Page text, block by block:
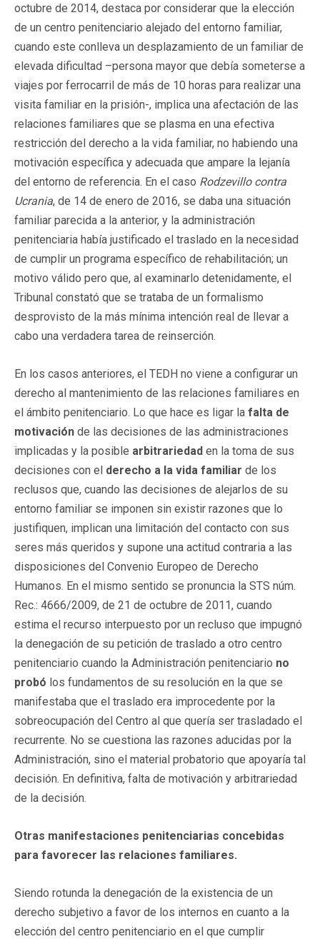
octubre de 2014, destaca por considerar que la elección
de un centro penitenciario alejado del entorno familiar,
cuando este conlleva un desplazamiento de un familiar de
elevada dificultad –persona mayor que debía someterse a
viajes por ferrocarril de más de 10 horas para realizar una
visita familiar en la prisión-, implica una afectación de las
relaciones familiares que se plasma en una efectiva
restricción del derecho a la vida familiar, no habiendo una
motivación específica y adecuada que ampare la lejanía
del entorno de referencia. En el caso Rodzevillo contra
Ucrania, de 14 de enero de 2016, se daba una situación
familiar parecida a la anterior, y la administración
penitenciaria había justificado el traslado en la necesidad
de cumplir un programa específico de rehabilitación; un
motivo válido pero que, al examinarlo detenidamente, el
Tribunal constató que se trataba de un formalismo
desprovisto de la más mínima intención real de llevar a
cabo una verdadera tarea de reinserción.
En los casos anteriores, el TEDH no viene a configurar un
derecho al mantenimiento de las relaciones familiares en
el ámbito penitenciario. Lo que hace es ligar la falta de
motivación de las decisiones de las administraciones
implicadas y la posible arbitrariedad en la toma de sus
decisiones con el derecho a la vida familiar de los
reclusos que, cuando las decisiones de alejarlos de su
entorno familiar se imponen sin existir razones que lo
justifiquen, implican una limitación del contacto con sus
seres más queridos y supone una actitud contraria a las
disposiciones del Convenio Europeo de Derecho
Humanos. En el mismo sentido se pronuncia la STS núm.
Rec.: 4666/2009, de 21 de octubre de 2011, cuando
estima el recurso interpuesto por un recluso que impugnó
la denegación de su petición de traslado a otro centro
penitenciario cuando la Administración penitenciario no
probó los fundamentos de su resolución en la que se
manifestaba que el traslado era improcedente por la
sobreocupación del Centro al que quería ser trasladado el
recurrente. No se cuestiona las razones aducidas por la
Administración, sino el material probatorio que apoyaría tal
decisión. En definitiva, falta de motivación y arbitrariedad
de la decisión.
Otras manifestaciones penitenciarias concebidas
para favorecer las relaciones familiares.
Siendo rotunda la denegación de la existencia de un
derecho subjetivo a favor de los internos en cuanto a la
elección del centro penitenciario en el que cumplir